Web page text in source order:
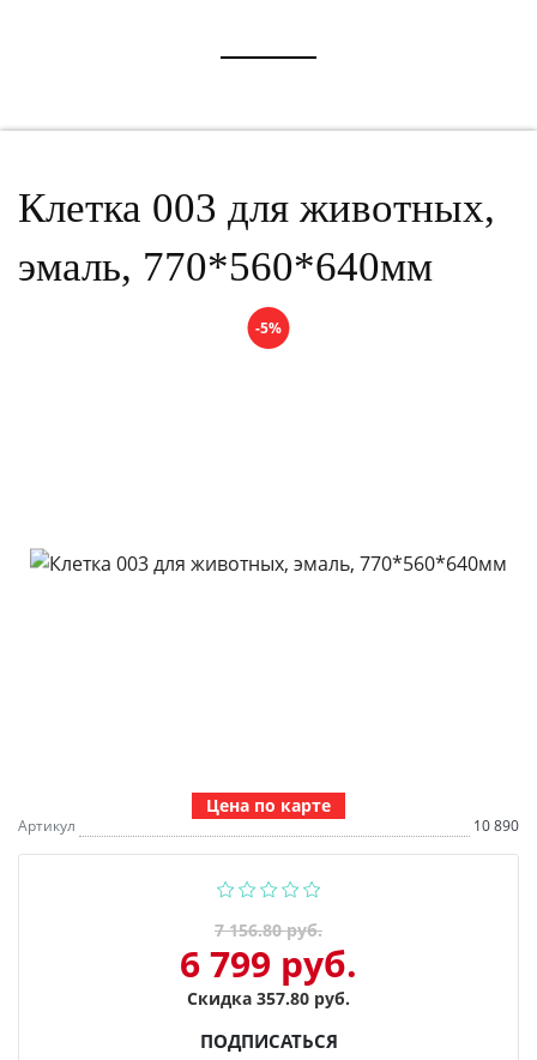
Клетка 003 для животных,
эмаль, 770*560*640мм
Цена по карте
-5%
Артикул 10 890
7 156.80 руб.
6 799 руб.
Скидка 357.80 руб.
ПОДПИСАТЬСЯ